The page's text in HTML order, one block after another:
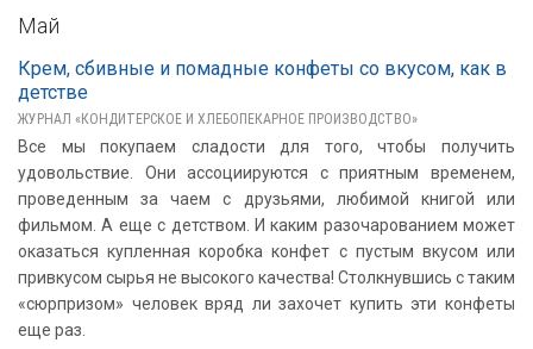
Май
Крем, сбивные и помадные конфеты со вкусом, как в
детстве
ЖУРНАЛ «КОНДИТЕРСКОЕ И ХЛЕБОПЕКАРНОЕ ПРОИЗВОДСТВО»
Все мы покупаем сладости для того, чтобы получить
удовольствие. Они ассоциируются с приятным временем,
проведенным за чаем с друзьями, любимой книгой или
фильмом. А еще с детством. И каким разочарованием может
оказаться купленная коробка конфет с пустым вкусом или
привкусом сырья не высокого качества! Столкнувшись с таким
«сюрпризом» человек вряд ли захочет купить эти конфеты
еще раз.